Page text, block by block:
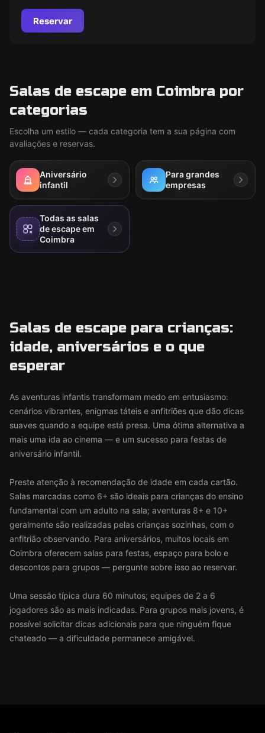
Reservar
Salas de escape em Coimbra por
categorias
Escolha um estilo — cada categoria tem a sua página com
avaliações e reservas.
Aniversário
infantil
Para grandes
empresas
Todas as salas
de escape em
Coimbra
Salas de escape para crianças:
idade, aniversários e o que
esperar
As aventuras infantis transformam medo em entusiasmo:
cenários vibrantes, enigmas táteis e anfitriões que dão dicas
suaves quando a equipe está presa. Uma ótima alternativa a
mais uma ida ao cinema — e um sucesso para festas de
aniversário infantil.
Preste atenção à recomendação de idade em cada cartão.
Salas marcadas como 6+ são ideais para crianças do ensino
fundamental com um adulto na sala; aventuras 8+ e 10+
geralmente são realizadas pelas crianças sozinhas, com o
anfitrião observando. Para aniversários, muitos locais em
Coimbra oferecem salas para festas, espaço para bolo e
descontos para grupos — pergunte sobre isso ao reservar.
Uma sessão típica dura 60 minutos; equipes de 2 a 6
jogadores são as mais indicadas. Para grupos mais jovens, é
possível solicitar dicas adicionais para que ninguém fique
chateado — a dificuldade permanece amigável.